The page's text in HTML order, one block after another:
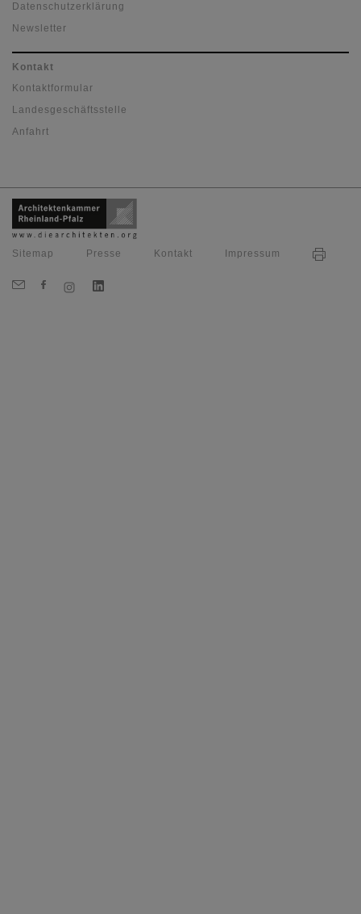
Datenschutzerklärung
Newsletter
Kontakt
Kontaktformular
Landesgeschäftsstelle
Anfahrt
Sitemap Presse Kontakt Impressum